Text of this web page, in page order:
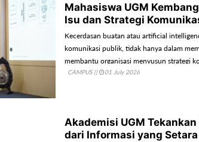
Mahasiswa UGM
Isu dan Strategi
Kecerdasan buatan atau artificial
komunikasi publik, tidak hanya dalam
membantu organisasi menyusun strategi
akurat.
CAMPUS|| 01 July 2026
Akademisi UGM
dari Informasi yang Setara